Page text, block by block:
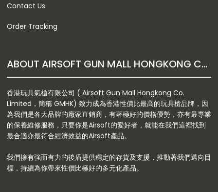
Contact Us
Order Tracking
ABOUT AIRSOFT GUN MALL HONGKONG CO. LTD
香港玩具氣槍有限公司 ( Airsoft Gun Mall Hongkong Co.
Limited，簡稱 GMHK) 致力成為香港性價比最高的玩具槍品牌，因
為我們是各大品牌的廠家直銷商，有著極好的價格優勢，亦有最專業
的保養維修服務，只要你是Airsoft的愛好者，就能在我們這裡找到
最合適亦最符合經濟效益的Airsoft產品。
我們擁有強而有力的後盾提供穩定的存貨及支援，推動著我們邁向目
標，持續為你帶來性價比極好的多元化產品。